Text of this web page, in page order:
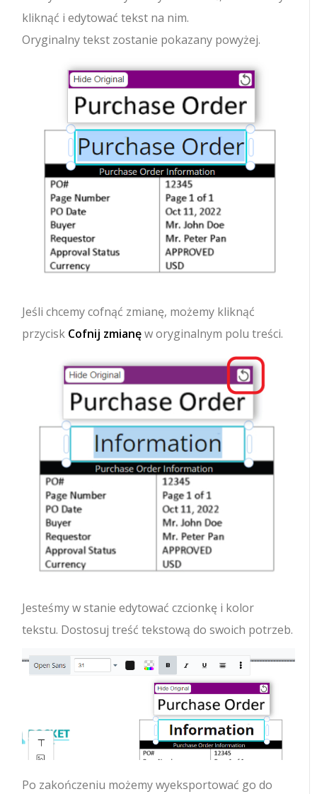
kliknąć i edytować tekst na nim.
Oryginalny tekst zostanie pokazany powyżej.
Jeśli chcemy cofnąć zmianę, możemy kliknąć
przycisk Cofnij zmianęw oryginalnym polu treści.
Jesteśmy w stanie edytować czcionkę i kolor
tekstu. Dostosuj treść tekstową do swoich potrzeb.
Po zakończeniu możemy wyeksportować go do